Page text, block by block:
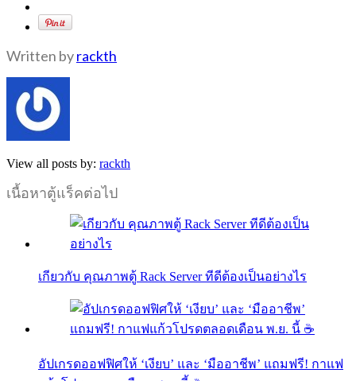
Written byrackth
View all posts by: rackth
เนื้อหาตู้แร็คต่อไป
เกียวกับ คุณภาพตู้ Rack Server ทีดีต้องเป็นอย่างไร
อัปเกรดออฟฟิศให้ ‘เงียบ’ และ ‘มืออาชีพ’ แถมฟรี! กาแฟ